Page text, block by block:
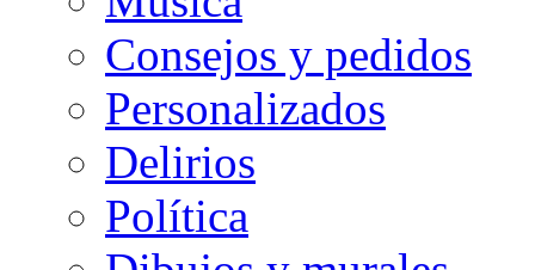
Consejos y pedidos
Personalizados
Delirios
Política